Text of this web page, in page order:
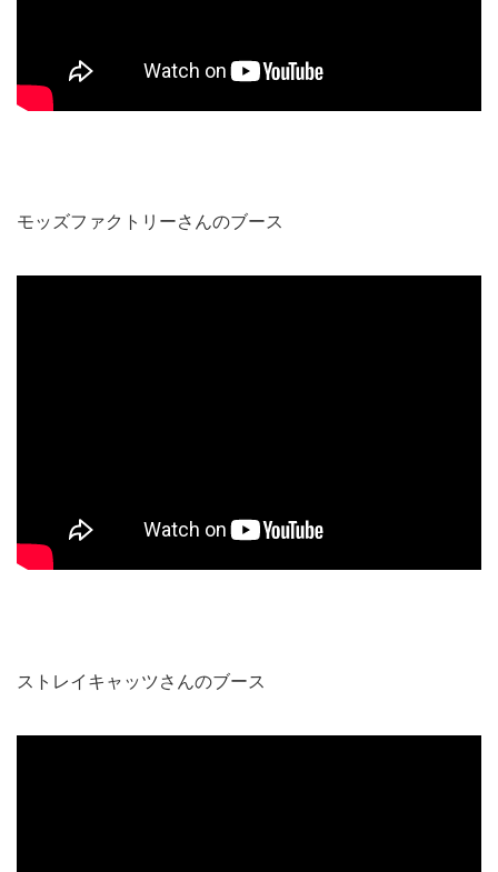
モッズファクトリーさんのブース
ストレイキャッツさんのブース